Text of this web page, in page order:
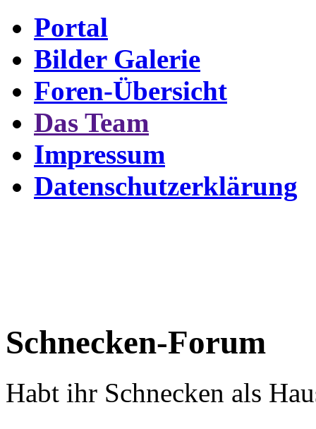
Portal
Bilder Galerie
Foren-Übersicht
Das Team
Impressum
Datenschutzerklärung
Schnecken-Forum
Habt ihr Schnecken als